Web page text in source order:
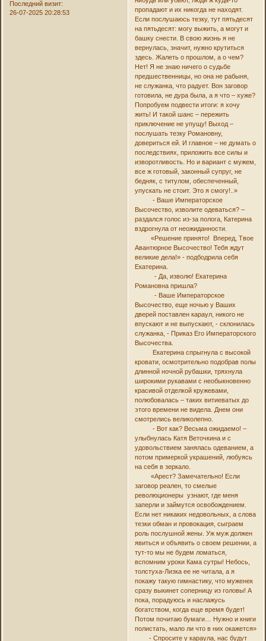
Последний визит:
26-07-2025 20:28:53
пропадают и их никогда не находят.
Если послушаюсь тезку, тут пятьдесят
на пятьдесят: могу выжить, а могут и
башку снести. В свою жизнь я не
вернулась, значит, нужно крутиться
здесь. Жалеть о прошлом, а о чем?
Нет! Я не знаю ничего о судьбе
предшественницы, но она не рабыня,
не служанка, что радует. Вон заговор
готовила, не дура была, а я что – хуже?
Попробуем подвести итоги: я хочу
жить! И такой шанс – пережить
приключение не упущу! Выход –
послушать тезку Романовну,
довериться ей. И главное – не думать о
последствиях, приложить все силы и
изворотливость. Но и вариант с мужем,
все ж готовый, законный супруг, не
бедняк, с титулом, обеспеченный,
упускать не стоит. Это я смогу!..»
- Ваше Императорское
Высочество, изволите одеваться? –
раздался голос из-за полога, Катерина
вздрогнула от неожиданности.
«Решение принято! Вперед, Твое
Авантюрное Высочество! Тебя ждут
великие дела!» - подбодрила себя
Екатерина.
- Да, изволю! Екатерина
Романовна пришла?
- Ваше Императорское
Высочество, еще ночью у Ваших
дверей поставлен караул, никого не
впускают и не выпускают, - склонилась
служанка, - Приказ Его Императорского
Высочества.
Екатерина спрыгнула с высокой
кровати, осмотрительно подобрав полы
длинной ночной рубашки, тряхнула
широкими рукавами с необыкновенно
красивой отделкой кружевами,
полюбовалась – таких витиеватых до
этого времени не видела. Днем они
смотрелись великолепно.
- Вот как? Весьма ожидаемо! –
улыбнулась Катя Веточкина и с
удовольствием занялась одеванием, а
потом примеркой украшений, любуясь
на себя в зеркало.
«Арест? Замечательно! Если
заговор реален, то смелые
революционеры узнают, где меня
заперли и займутся освобождением.
Если нет никаких недовольных, а слова
тезки обман и провокация, сыграем
роль послушной жены. Уж муж должен
явиться и объявить о своем решении, а
тут-то мы не будем ломаться,
вспомним уроки Кама сутры! Небось,
толстуха-Лизка ее не читала, а я
покажу такую гимнастику, что муженек
сразу выкинет соперницу из головы! А
пока, порадуюсь и наслажусь
богатством, когда еще время будет!
Потом почитаю бумаги… Нужно и книги
полистать, мало ли что в них окажется»
- Спросите у караула, нас будут